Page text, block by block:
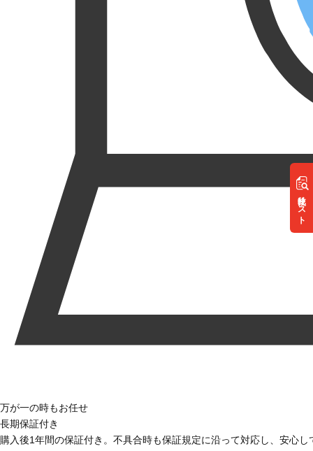
リスト
万が一の時もお任せ
長期保証付き
購入後1年間の保証付き。不具合時も保証規定に沿って対応し、安心